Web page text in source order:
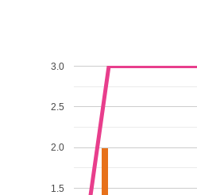
1.5
2.0
2.5
3.0